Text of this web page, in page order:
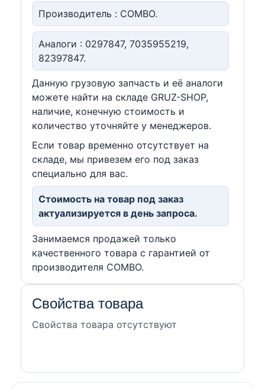
Производитель : COMBO.
Аналоги : 0297847, 7035955219,
82397847.
Данную грузовую запчасть и её аналоги
можете найти на складе GRUZ-SHOP,
наличие, конечную стоимость и
количество уточняйте у менеджеров.
Если товар временно отсутствует на
складе, мы привезем его под заказ
специально для вас.
Стоимость на товар под заказ
актуализируется в день запроса.
Занимаемся продажей только
качественного товара с гарантией от
производителя COMBO.
Свойства товара
Свойства товара отсутствуют